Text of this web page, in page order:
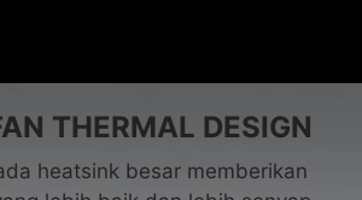
THERMAL DESIGN
heatsink besar memberikan